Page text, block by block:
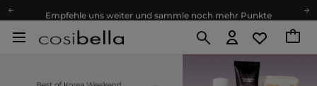
Empfehle uns weiter und sammle noch mehr Punkte
Kostenloser Versand ab 60 €
Versand nach Deutschland und Österreich